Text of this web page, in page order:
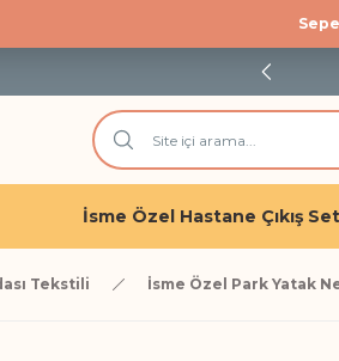
İsme Özel Hastane Çıkış
Tekstili İsme Özel Park Yatak